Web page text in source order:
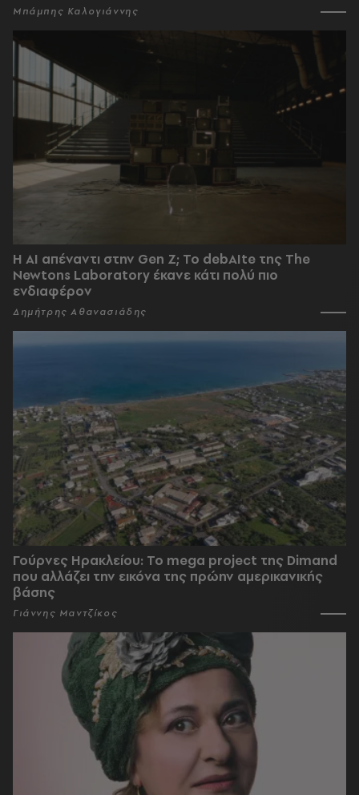
Μπάμπης Καλογιάννης
Η AI απέναντι στην Gen Z; Το debAIte της The
Newtons Laboratory έκανε κάτι πολύ πιο
ενδιαφέρον
Δημήτρης Αθανασιάδης
Γούρνες Ηρακλείου: To mega project της Dimand
που αλλάζει την εικόνα της πρώην αμερικανικής
βάσης
Γιάννης Μαντζίκος